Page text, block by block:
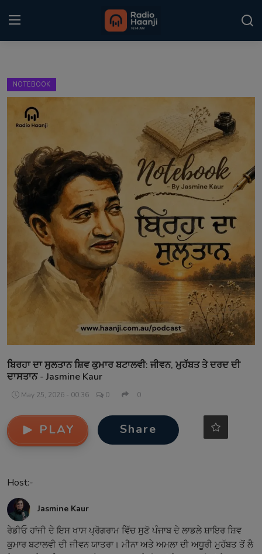
Home
Punjabi Podcast
Kitaab Kahani
Gallery
Sponsors
Matrimonial
Contact
NOTEBOOK
ਬਿਰਹਾ ਦਾ ਸੁਲਤਾਨ ਸ਼ਿਵ ਕੁਮਾਰ ਬਟਾਲਵੀ: ਜੀਵਨ, ਮੁਹੱਬਤ ਤੇ ਦਰਦ ਦੀ
ਦਾਸਤਾਨ - Jasmine Kaur
May 25, 2026 - 00:36 0 0
PLAY Share
Host:-
Jasmine Kaur
ਰੇਡੀਓ ਹਾਂਜੀ ਦੇ ਇਸ ਖਾਸ ਪ੍ਰੋਗਰਾਮ ਵਿੱਚ ਸੁਣੋ ਪੰਜਾਬ ਦੇ ਲਾਡਲੇ ਸ਼ਾਇਰ ਸ਼ਿਵ
ਕੁਮਾਰ ਬਟਾਲਵੀ ਦੀ ਜੀਵਨ ਯਾਤਰਾ। ਮੀਨਾ ਅਤੇ ਅਮਲਾ ਦੀ ਅਧੂਰੀ ਮੁਹੱਬਤ ਤੋਂ ਲੈ